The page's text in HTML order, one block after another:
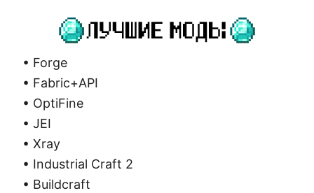
• Forge
• Fabric+API
• OptiFine
• JEI
• Xray
• Industrial Craft 2
• Buildcraft